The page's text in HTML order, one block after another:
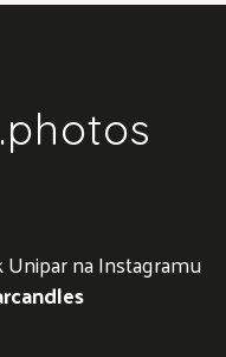
.photos
na Instagramu